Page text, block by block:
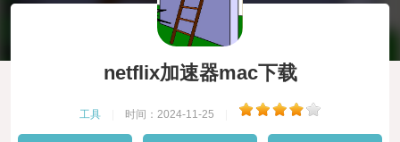
netflix加速器mac下载
工具 时间：2024-11-25